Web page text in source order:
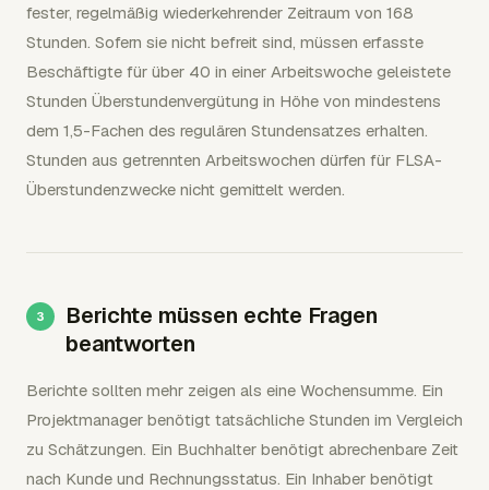
fester, regelmäßig wiederkehrender Zeitraum von 168
Stunden. Sofern sie nicht befreit sind, müssen erfasste
Beschäftigte für über 40 in einer Arbeitswoche geleistete
Stunden Überstundenvergütung in Höhe von mindestens
dem 1,5-Fachen des regulären Stundensatzes erhalten.
Stunden aus getrennten Arbeitswochen dürfen für FLSA-
Überstundenzwecke nicht gemittelt werden.
Berichte müssen echte Fragen
beantworten
Berichte sollten mehr zeigen als eine Wochensumme. Ein
Projektmanager benötigt tatsächliche Stunden im Vergleich
zu Schätzungen. Ein Buchhalter benötigt abrechenbare Zeit
nach Kunde und Rechnungsstatus. Ein Inhaber benötigt